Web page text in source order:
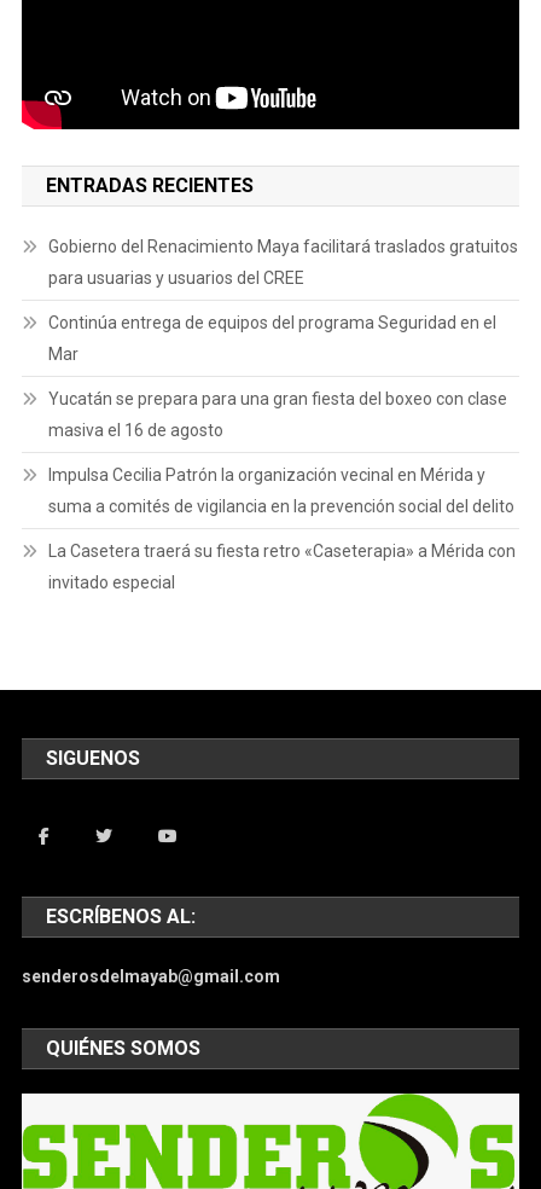
ENTRADAS RECIENTES
Gobierno del Renacimiento Maya facilitará traslados gratuitos
para usuarias y usuarios del CREE
Continúa entrega de equipos del programa Seguridad en el
Mar
Yucatán se prepara para una gran fiesta del boxeo con clase
masiva el 16 de agosto
Impulsa Cecilia Patrón la organización vecinal en Mérida y
suma a comités de vigilancia en la prevención social del delito
La Casetera traerá su fiesta retro «Caseterapia» a Mérida con
invitado especial
SIGUENOS
ESCRÍBENOS AL:
senderosdelmayab@gmail.com
QUIÉNES SOMOS